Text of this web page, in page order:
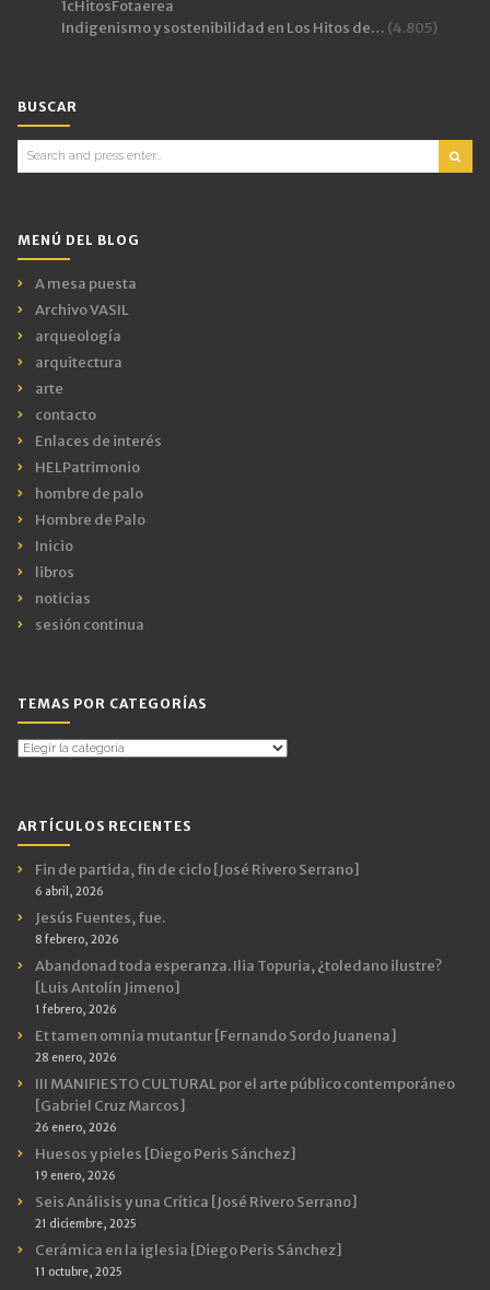
Indigenismo y sostenibilidad en Los Hitos de… (4.805)
BUSCAR
Search
for:
MENÚ DEL BLOG
A mesa puesta
Archivo VASIL
arqueología
arquitectura
arte
contacto
Enlaces de interés
HELPatrimonio
hombre de palo
Hombre de Palo
Inicio
libros
noticias
sesión continua
TEMAS POR CATEGORÍAS
Temas
ARTÍCULOS RECIENTES
Fin de partida, fin de ciclo [José Rivero Serrano]
6 abril, 2026
Jesús Fuentes, fue.
8 febrero, 2026
Abandonad toda esperanza. Ilia Topuria, ¿toledano ilustre?
[Luis Antolín Jimeno]
1 febrero, 2026
Et tamen omnia mutantur [Fernando Sordo Juanena]
28 enero, 2026
III MANIFIESTO CULTURAL por el arte público contemporáneo
[Gabriel Cruz Marcos]
26 enero, 2026
Huesos y pieles [Diego Peris Sánchez]
19 enero, 2026
Seis Análisis y una Crítica [José Rivero Serrano]
21 diciembre, 2025
Cerámica en la iglesia [Diego Peris Sánchez]
11 octubre, 2025